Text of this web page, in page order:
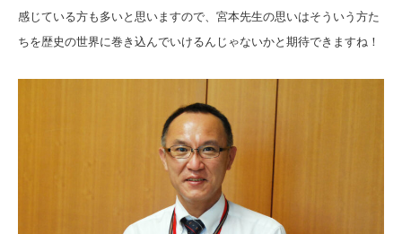
感じている方も多いと思いますので、宮本先生の思いはそういう方た
ちを歴史の世界に巻き込んでいけるんじゃないかと期待できますね！